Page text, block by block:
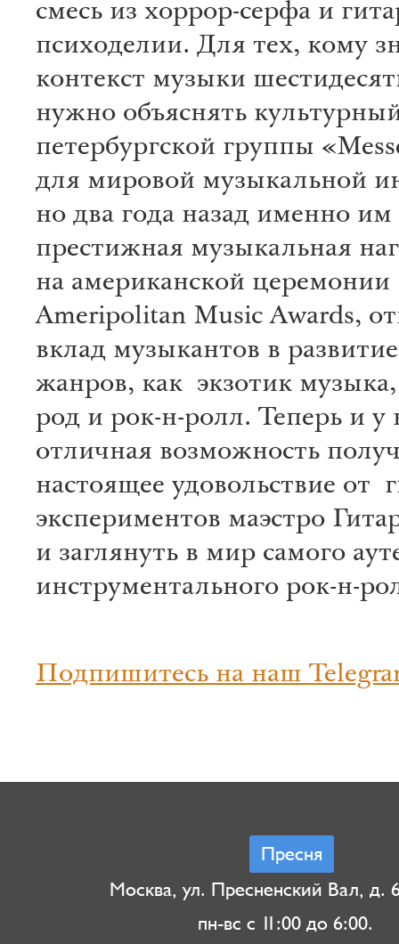
смесь из хоррор-серфа и
психоделии. Для тех, кому
контекст музыки
нужно объяснять
петербургской группы
для мировой музыкальной
но два года назад именно им
престижная музыкальная
на американской церемонии
Ameripolitan Music Awards,
вклад музыкантов в
жанров, как экзотик
род и рок-н-ролл. Теперь и у
отличная возможность
настоящее удовольствие от
экспериментов маэстро
и заглянуть в мир самого
инструментального рок-н-
Подпишитесь на наш
Пресня
Москва, ул. Пресненский Вал, д.
пн-вс с 11:00 до 6:00.